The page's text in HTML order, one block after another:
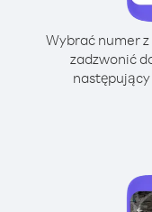
Wybrać numer
zadzwonić